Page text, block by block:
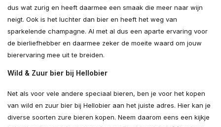
dus wat zurig en heeft daarmee een smaak die meer naar wijn
neigt. Ook is het luchter dan bier en heeft het weg van
sparkelende champagne. Al met al dus een aparte ervaring voor
de bierliefhebber en daarmee zeker de moeite waard om jouw
bierervaring mee uit te breiden.
Wild & Zuur bier bij Hellobier
Net als voor vele andere speciaal bieren, ben je voor het kopen
van wild en zuur bier bij Hellobier aan het juiste adres. Hier kan je
diverse soorten zure bieren kopen. Neem daarom eens een kijkje